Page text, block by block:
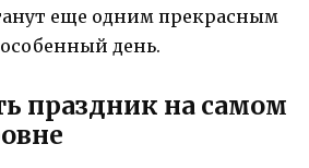
еще одним прекрасным
день.
праздник на самом